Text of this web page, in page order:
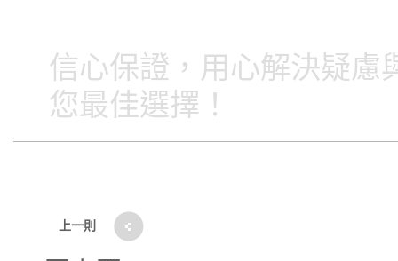
信心保證，用心解決疑慮
您最佳選擇！
上一則